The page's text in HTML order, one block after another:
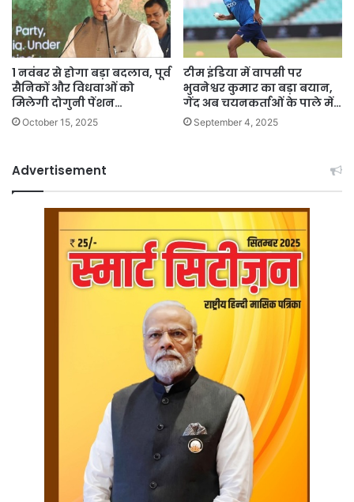
1 नवंबर से होगा बड़ा बदलाव, पूर्व
सैनिकों और विधवाओं को
मिलेगी दोगुनी पेंशन…
October 15, 2025
टीम इंडिया में वापसी पर
भुवनेश्वर कुमार का बड़ा बयान,
गेंद अब चयनकर्ताओं के पाले में…
September 4, 2025
Advertisement